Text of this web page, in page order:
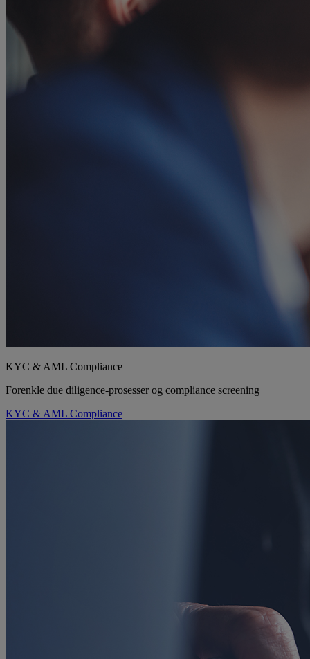
KYC & AML Compliance
Forenkle due diligence-prosesser og compliance screening
KYC & AML Compliance